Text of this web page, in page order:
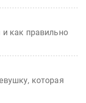
и как правильно
которая